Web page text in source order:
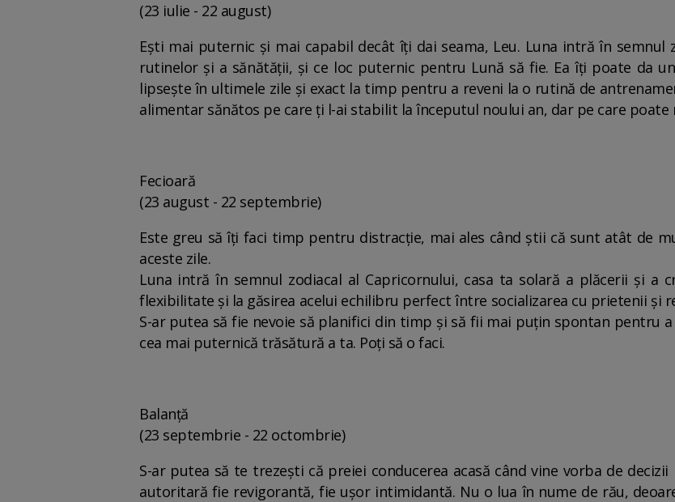
(23 iulie - 22 august)
Ești mai puternic și mai capabil decât îți dai seama, Leu. Luna intră în semnul
rutinelor și a sănătății, și ce loc puternic pentru Lună să fie. Ea îți poate da
lipsește în ultimele zile și exact la timp pentru a reveni la o rutină de
alimentar sănătos pe care ți l-ai stabilit la începutul noului an, dar pe care
Fecioară
(23 august - 22 septembrie)
Este greu să îți faci timp pentru distracție, mai ales când știi că sunt atât de
aceste zile.
Luna intră în semnul zodiacal al Capricornului, casa ta solară a plăcerii și a
flexibilitate și la găsirea acelui echilibru perfect între socializarea cu prietenii și
S-ar putea să fie nevoie să planifici din timp și să fii mai puțin spontan pentru
cea mai puternică trăsătură a ta. Poți să o faci.
Balanță
(23 septembrie - 22 octombrie)
S-ar putea să te trezești că preiei conducerea acasă când vine vorba de
autoritară fie revigorantă, fie ușor intimidantă. Nu o lua în nume de rău,